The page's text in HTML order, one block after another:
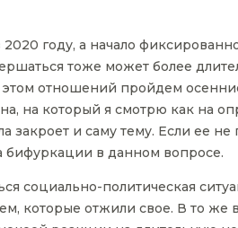
году, а начало
тоже может более
отношений пройдем
на который я смотрю как на
закроет и саму тему. Если ее
бифуркации в данном вопросе.
социально-политическая
которые отжили свое. В то